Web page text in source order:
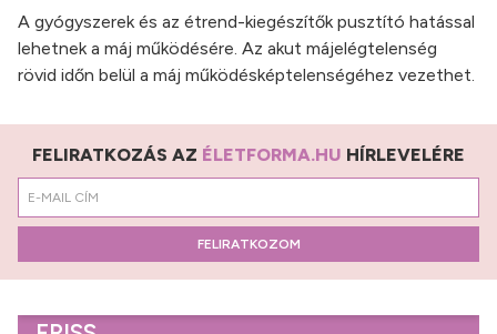
A gyógyszerek és az étrend-kiegészítők pusztító hatással
lehetnek a máj működésére. Az akut májelégtelenség
rövid időn belül a máj működésképtelenségéhez vezethet.
FELIRATKOZÁS AZ ÉLETFORMA.HU HÍRLEVELÉRE
FELIRATKOZOM